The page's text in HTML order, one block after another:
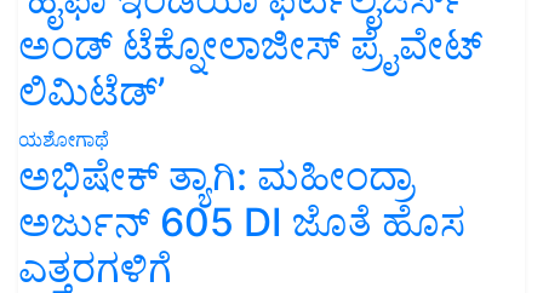
ಅಂಡ್ ಟೆಕ್ನೋಲಾಜೀಸ್ ಪ್ರೈವೇಟ್
ಲಿಮಿಟೆಡ್’
ಯಶೋಗಾಥೆ
ಅಭಿಷೇಕ್ ತ್ಯಾಗಿ: ಮಹೀಂದ್ರಾ
ಅರ್ಜುನ್ 605 DI ಜೊತೆ ಹೊಸ
ಎತ್ತರಗಳಿಗೆ